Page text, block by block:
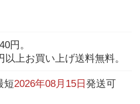
円。
以上お買い上げ送料無料。
短2026年08月15日発送可